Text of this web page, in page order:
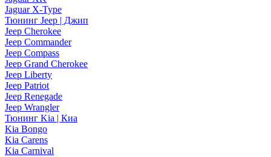
Jaguar X-Type
Тюнинг Jeep | Джип
Jeep Cherokee
Jeep Commander
Jeep Compass
Jeep Grand Cherokee
Jeep Liberty
Jeep Patriot
Jeep Renegade
Jeep Wrangler
Тюнинг Kia | Киа
Kia Bongo
Kia Carens
Kia Carnival